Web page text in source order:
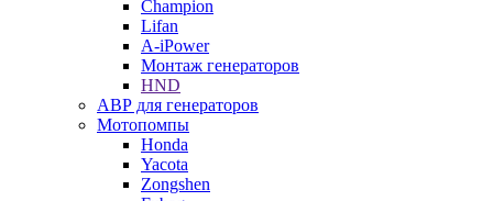
Champion
Lifan
A-iPower
Монтаж генераторов
HND
АВР для генераторов
Мотопомпы
Honda
Yacota
Zongshen